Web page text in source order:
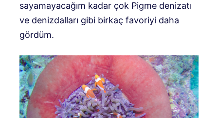
sayamayacağım kadar çok Pigme denizatı
ve denizdalları gibi birkaç favoriyi daha
gördüm.